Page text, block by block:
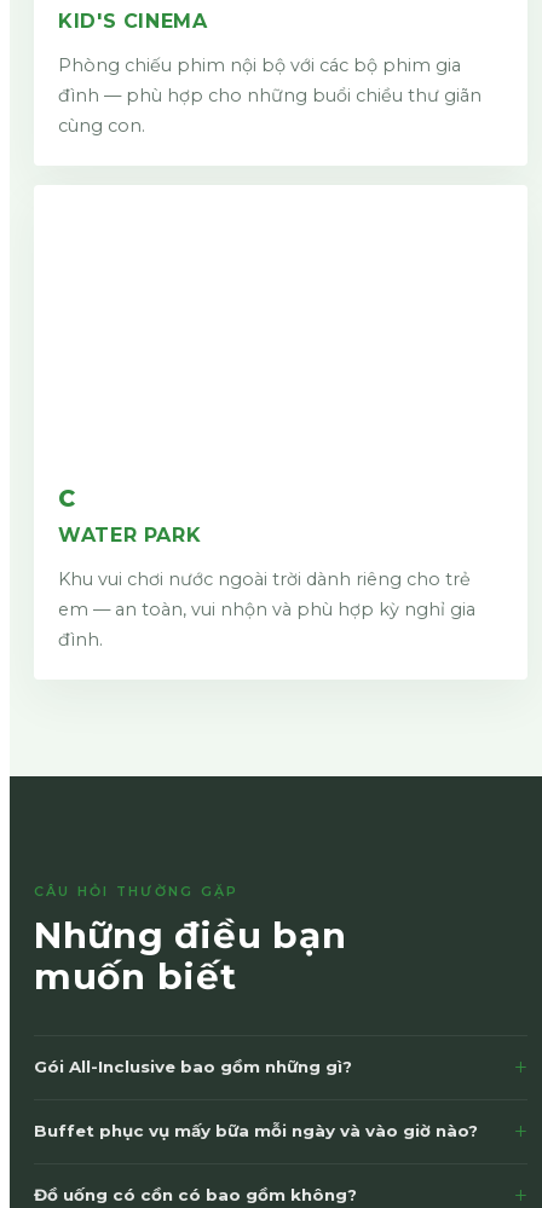
KID'S CINEMA
Phòng chiếu phim nội bộ với các bộ phim gia
đình — phù hợp cho những buổi chiều thư giãn
cùng con.
C
WATER PARK
Khu vui chơi nước ngoài trời dành riêng cho trẻ
em — an toàn, vui nhộn và phù hợp kỳ nghỉ gia
đình.
CÂU HỎI THƯỜNG GẶP
Những điều bạn
muốn biết
Gói All-Inclusive bao gồm những gì?
& không cồn theo menu, 02 bữa snack light, foot
Buffet phục vụ mấy bữa mỗi ngày và vào giờ nào?
Đồ uống có cồn có bao gồm không?